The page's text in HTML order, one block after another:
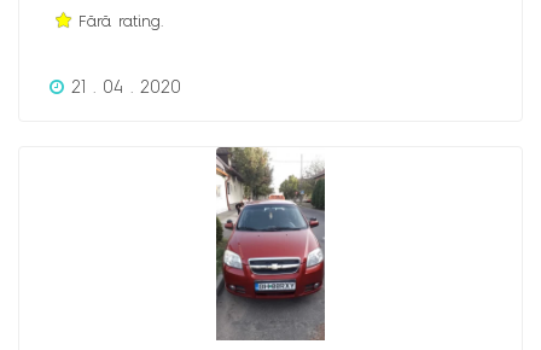
cuprinde: - Curs legislatie - Pregatire practica
pentru posesorii de permis auto. -Ore
autoturismul pentru sustinerea examenului
pentru obtinerea permisului auto categoria B.
Fără rating.
21 . 04 . 2020